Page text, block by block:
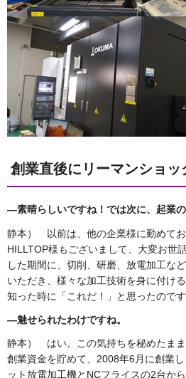
創業直後にリーマンショッ
―素晴らしいですね！では次に、起業の
静本） 以前は、他の企業様に勤めてお
HILLTOP様もございまして、大変お世
した期間に、切削、研磨、放電加工な
いただき、様々な加工技術を身に付け
知った時に「これだ！」と思ったのです
―魅せられたわけですね。
静本） はい。この気持ちを秘めたまま
創業資金を貯めて、2008年6月に創業
ット放電加工機とNCフライスの2台か